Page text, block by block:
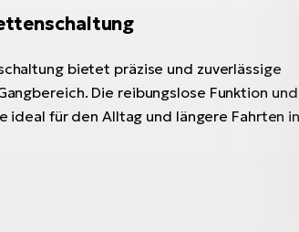
bietet präzise und zuverlässige
Die reibungslose Funktion und
ideal für den Alltag und längere Fahrten in